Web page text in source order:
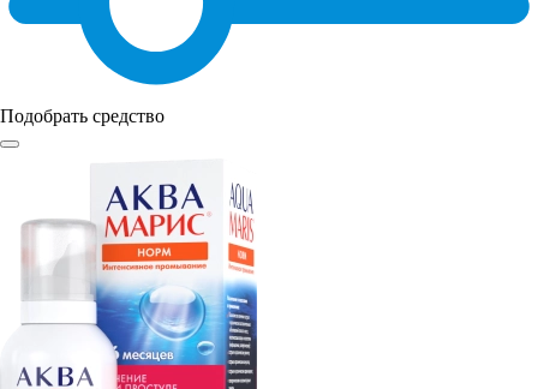
Подобрать средство